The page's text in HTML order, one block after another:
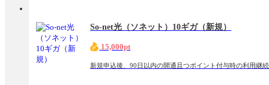
So-net光（ソネット）10ギガ（新規）
15,000pt
新規申込後、90日以内の開通且つポイント付与時の利用継続